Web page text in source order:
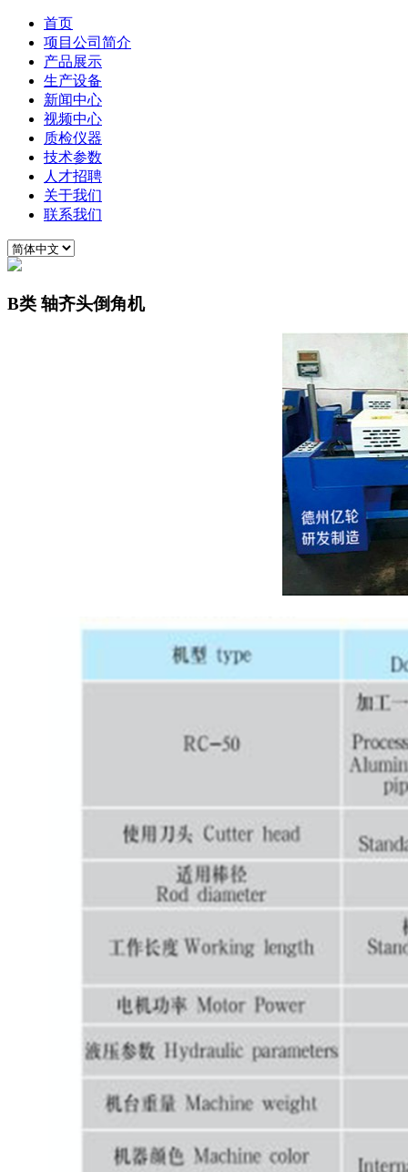
首页
项目公司简介
产品展示
生产设备
新闻中心
视频中心
质检仪器
技术参数
人才招聘
关于我们
联系我们
B类 轴齐头倒角机